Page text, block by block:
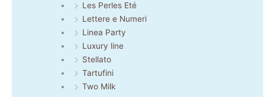
Les Perles Eté
Lettere e Numeri
Linea Party
Luxury line
Stellato
Tartufini
Two Milk